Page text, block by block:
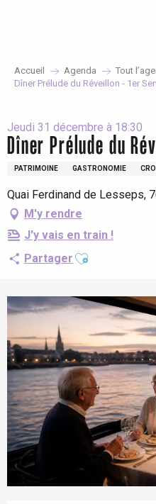
Accueil Agenda Tout
Dîner Prélude du Réveillon - 1er
Jeudi 31 décembre à 18:30
Dîner Prélude du
PATRIMOINE GASTRONOMIE
Quai Ferdinand de Lesseps,
M'y rendre
J'y vais en train !
Partager Ajouter aux